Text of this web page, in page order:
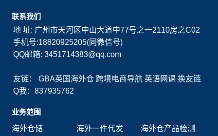
联系我们
地 址: 广州市天河区中山大道中77号之一2110房之C02
手机号:18820925205(同微信号)
QQ邮箱: 3451714383@qq.com
友链：GBA英国海外仓 跨境电商导航 英语网课 换友链
Q我：837935762
业务范围
海外仓储
海外一件代发
海外仓产品检测